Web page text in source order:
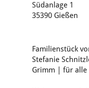
Südanlage 1
35390 Gießen
Familienstück
Stefanie
Grimm | für alle